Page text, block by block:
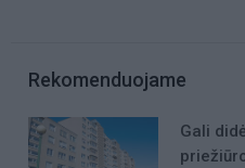
Rekomenduojame
Gali